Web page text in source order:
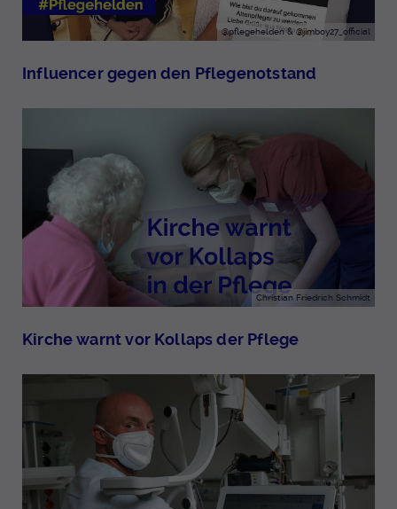
@pflegehelden & @jimboy27_official
Influencer gegen den Pflegenotstand
Christian Friedrich Schmidt
Kirche warnt vor Kollaps der Pflege